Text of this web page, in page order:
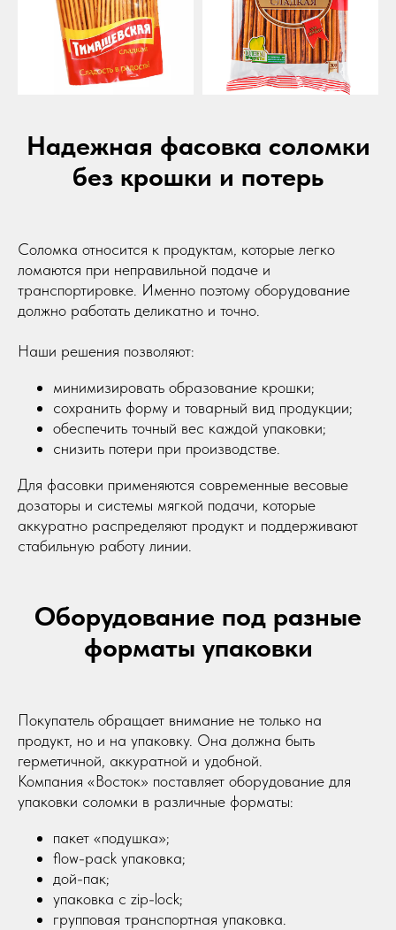
Надежная фасовка соломки
без крошки и потерь
Соломка относится к продуктам, которые легко
ломаются при неправильной подаче и
транспортировке. Именно поэтому оборудование
должно работать деликатно и точно.
Наши решения позволяют:
минимизировать образование крошки;
сохранить форму и товарный вид продукции;
обеспечить точный вес каждой упаковки;
снизить потери при производстве.
Для фасовки применяются современные весовые
дозаторы и системы мягкой подачи, которые
аккуратно распределяют продукт и поддерживают
стабильную работу линии.
Оборудование под разные
форматы упаковки
Покупатель обращает внимание не только на
продукт, но и на упаковку. Она должна быть
герметичной, аккуратной и удобной.
Компания «Восток» поставляет оборудование для
упаковки соломки в различные форматы:
пакет «подушка»;
flow-pack упаковка;
дой-пак;
упаковка с zip-lock;
групповая транспортная упаковка.
dongfang2309@outlook.com
dongfang2309@gamil.com
690 021, Приморский край, г. Владивосток,
ул. Калинина, д. 275, этаж 2, помещение 9209.
©2023-2026 ООО «ВОСТОК» Все права защищены